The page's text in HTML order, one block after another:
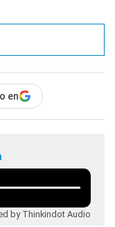
en
by Thinkindot Audio